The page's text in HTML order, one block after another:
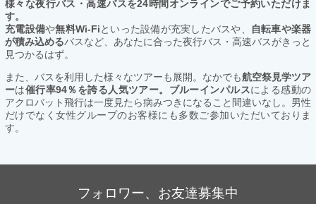
様々な夜行バス・高速バスを24時間オンラインでご予約いただけま
す。
充電設備や無料Wi-Fiといった設備が充実したバスや、
自転車や楽器
が積み込めるバスなど、あなたに合った夜行バス・高速バスがきっと
見つかるはず。
また、バスを利用した様々なツアーも展開。なかでも航空祭見学ツア
ーは催行率94％を誇る人気ツアー。ブルーインパルスによる感動の
アクロバット飛行は一度見たら病みつきになること間違いなし。男性
だけでなく女性グループのお客様にも多数ご参加いただいておりま
す。
フォロワー、お友達募集中